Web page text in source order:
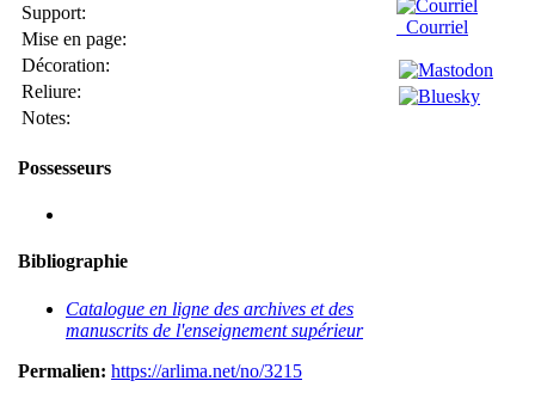
Support:
Mise en page:
Décoration:
Reliure:
Notes:
Possesseurs
Bibliographie
Catalogue en ligne des archives et des
manuscrits de l'enseignement supérieur
Permalien: https://arlima.net/no/3215
Courriel